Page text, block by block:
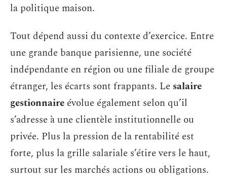
la politique maison.
Tout dépend aussi du contexte d’exercice. Entre
une grande banque parisienne, une société
indépendante en région ou une filiale de groupe
étranger, les écarts sont frappants. Le salaire
gestionnaire évolue également selon qu’il
s’adresse à une clientèle institutionnelle ou
privée. Plus la pression de la rentabilité est
forte, plus la grille salariale s’étire vers le haut,
surtout sur les marchés actions ou obligations.